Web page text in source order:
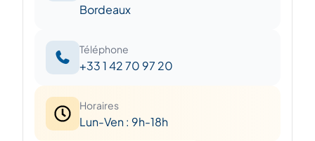
Bordeaux
Téléphone
+33 1 42 70 97 20
Horaires
Lun-Ven : 9h-18h